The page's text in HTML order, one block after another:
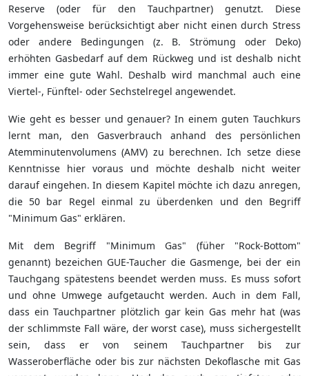
Reserve (oder für den Tauchpartner) genutzt. Diese
Vorgehensweise berücksichtigt aber nicht einen durch Stress
oder andere Bedingungen (z. B. Strömung oder Deko)
erhöhten Gasbedarf auf dem Rückweg und ist deshalb nicht
immer eine gute Wahl. Deshalb wird manchmal auch eine
Viertel-, Fünftel- oder Sechstelregel angewendet.
Wie geht es besser und genauer? In einem guten Tauchkurs
lernt man, den Gasverbrauch anhand des persönlichen
Atemminutenvolumens (AMV) zu berechnen. Ich setze diese
Kenntnisse hier voraus und möchte deshalb nicht weiter
darauf eingehen. In diesem Kapitel möchte ich dazu anregen,
die 50 bar Regel einmal zu überdenken und den Begriff
"Minimum Gas" erklären.
Mit dem Begriff "Minimum Gas" (füher "Rock-Bottom"
genannt) bezeichen GUE-Taucher die Gasmenge, bei der ein
Tauchgang spätestens beendet werden muss. Es muss sofort
und ohne Umwege aufgetaucht werden. Auch in dem Fall,
dass ein Tauchpartner plötzlich gar kein Gas mehr hat (was
der schlimmste Fall wäre, der worst case), muss sichergestellt
sein, dass er von seinem Tauchpartner bis zur
Wasseroberfläche oder bis zur nächsten Dekoflasche mit Gas